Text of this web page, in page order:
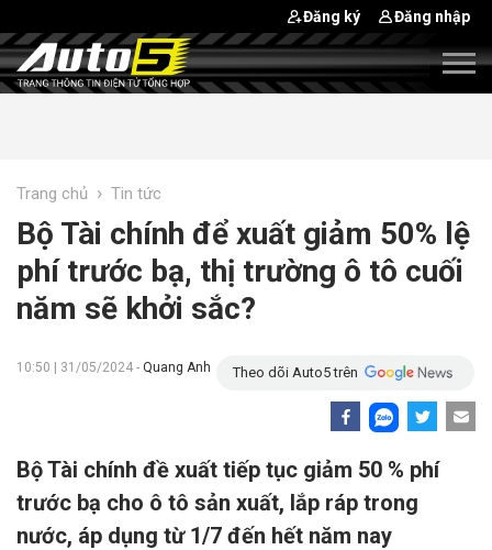
Đăng ký Đăng nhập
Trang chủ › Tin tức
Bộ Tài chính để xuất giảm 50% lệ
phí trước bạ, thị trường ô tô cuối
năm sẽ khởi sắc?
10:50 | 31/05/2024 - Quang Anh Theo dõi Auto5 trên
Bộ Tài chính đề xuất tiếp tục giảm 50 % phí
trước bạ cho ô tô sản xuất, lắp ráp trong
nước, áp dụng từ 1/7 đến hết năm nay